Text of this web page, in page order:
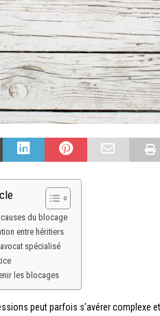
du blocage
entre héritiers
spécialisé
les blocages
peut parfois s’avérer complexe